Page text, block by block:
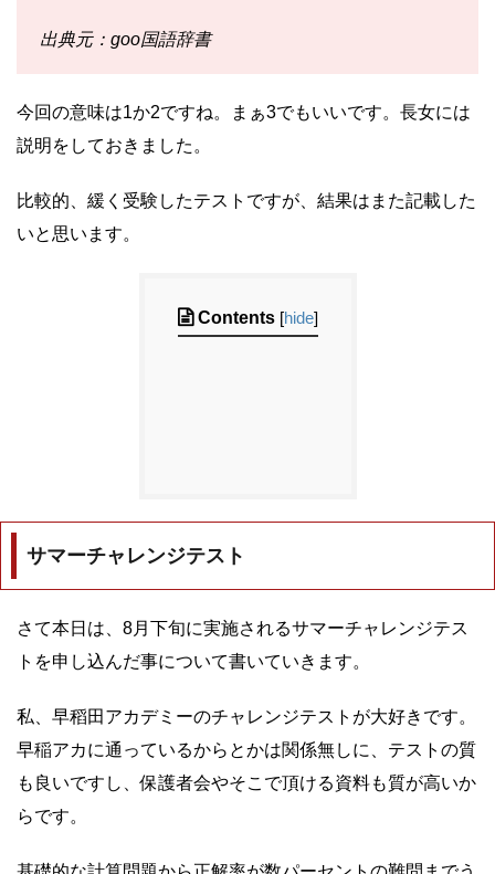
出典元：goo国語辞書
今回の意味は1か2ですね。まぁ3でもいいです。長女には
説明をしておきました。
比較的、緩く受験したテストですが、結果はまた記載した
いと思います。
Contents [hide]
サマーチャレンジテスト
さて本日は、8月下旬に実施されるサマーチャレンジテス
トを申し込んだ事について書いていきます。
私、早稻田アカデミーのチャレンジテストが大好きです。
早稲アカに通っているからとかは関係無しに、テストの質
も良いですし、保護者会やそこで頂ける資料も質が高いか
らです。